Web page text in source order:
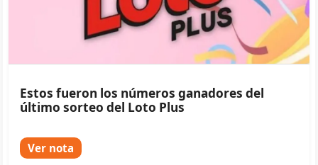
Estos fueron los números ganadores del
último sorteo del Loto Plus
Ver nota